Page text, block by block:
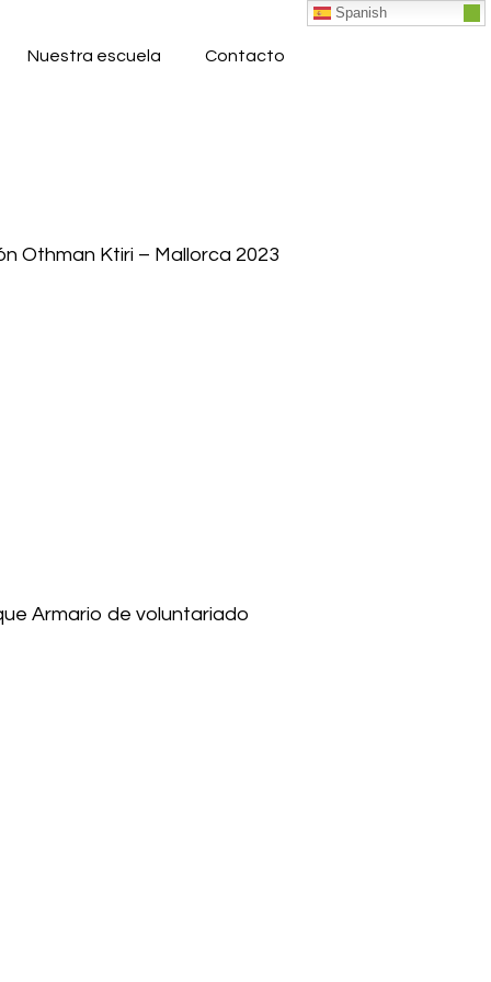
Nuestra escuela Contacto
Spanish
Othman Ktiri – Mallorca 2023
Armario de voluntariado